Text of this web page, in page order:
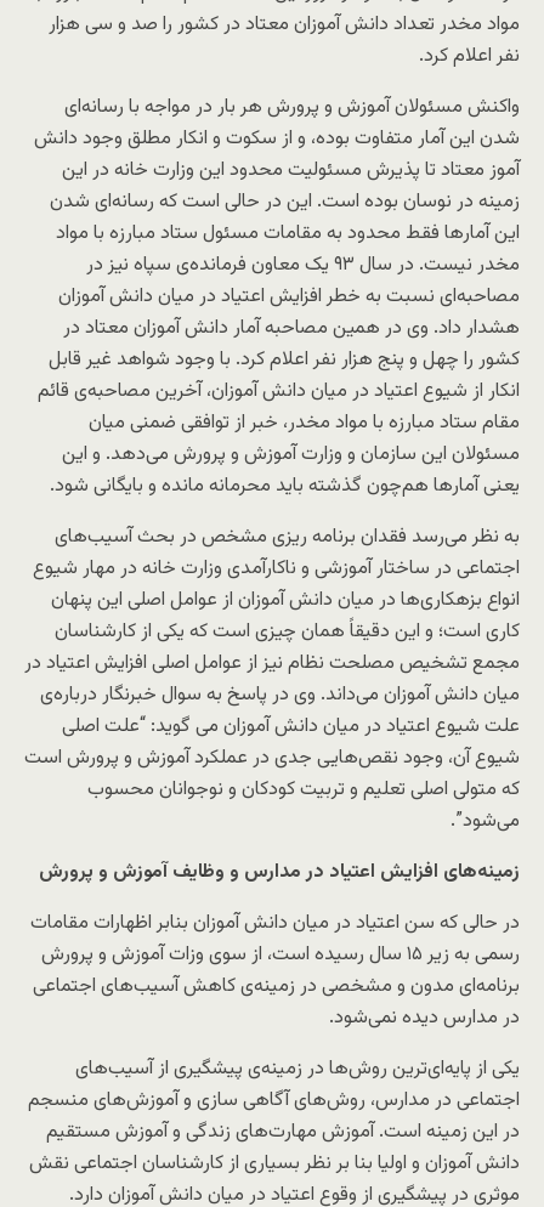
مواد مخدر تعداد دانش آموزان معتاد در کشور را صد و سی هزار
نفر اعلام کرد.
واکنش مسئولان آموزش و پرورش هر بار در مواجه با رسانه‌ای
شدن این آمار متفاوت بوده، و از سکوت و انکار مطلق وجود دانش
آموز معتاد تا پذیرش مسئولیت محدود این وزارت خانه در این
زمینه در نوسان بوده است. این در حالی است که رسانه‌ای شدن
این آمارها فقط محدود به مقامات مسئول ستاد مبارزه با مواد
مخدر نیست. در سال ۹۳ یک معاون فرمانده‌ی سپاه نیز در
مصاحبه‌ای نسبت به خطر افزایش اعتیاد در میان دانش آموزان
هشدار داد. وی در همین مصاحبه آمار دانش آموزان معتاد در
کشور را چهل و پنج هزار نفر اعلام کرد. با وجود شواهد غیر قابل
انکار از شیوع اعتیاد در میان دانش آموزان، آخرین مصاحبه‌ی قائم
مقام ستاد مبارزه با مواد مخدر، خبر از توافقی ضمنی میان
مسئولان این سازمان و وزارت آموزش و پرورش می‌دهد. و این
یعنی آمارها هم‌چون گذشته باید محرمانه مانده و بایگانی شود.
به نظر می‌رسد فقدان برنامه ریزی مشخص در بحث آسیب‌های
اجتماعی در ساختار آموزشی و ناکارآمدی وزارت خانه در مهار شیوع
انواع بزهکاری‌ها در میان دانش آموزان از عوامل اصلی این پنهان
کاری است؛ و این دقیقاً همان چیزی است که یکی از کارشناسان
مجمع تشخیص مصلحت نظام نیز از عوامل اصلی افزایش اعتیاد در
میان دانش آموزان می‌داند. وی در پاسخ به سوال خبرنگار درباره‌ی
علت شیوع اعتیاد در میان دانش آموزان می گوید: “علت اصلی
شیوع آن، وجود نقص‌هایی جدی در عملکرد آموزش و پرورش است
که متولی اصلی تعلیم و تربیت کودکان و نوجوانان محسوب
می‌شود”.
زمینه‌های افزایش اعتیاد در مدارس و وظایف آموزش و پرورش
در حالی که سن اعتیاد در میان دانش آموزان بنابر اظهارات مقامات
رسمی به زیر ۱۵ سال رسیده است، از سوی وزات آموزش و پرورش
برنامه‌ای مدون و مشخصی در زمینه‌ی کاهش آسیب‌های اجتماعی
در مدارس دیده نمی‌شود.
یکی از پایه‌ای‌ترین روش‌ها در زمینه‌ی پیشگیری از آسیب‌های
اجتماعی در مدارس، روش‌های آگاهی سازی و آموزش‌های منسجم
در این زمینه است. آموزش مهارت‌های زندگی و آموزش مستقیم
دانش آموزان و اولیا بنا بر نظر بسیاری از کارشناسان اجتماعی نقش
موثری در پیشگیری از وقوع اعتیاد در میان دانش آموزان دارد.